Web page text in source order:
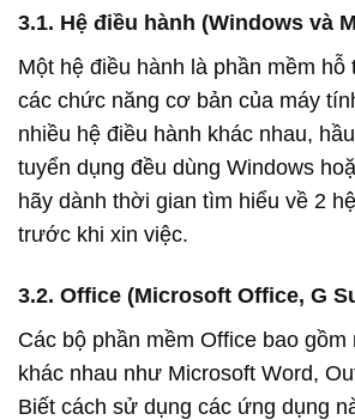
3.1. Hệ điều hành (Windows và
Một hệ điều hành là phần mềm hỗ
các chức năng cơ bản của máy
nhiều hệ điều hành khác nhau,
tuyển dụng đều dùng Windows
hãy dành thời gian tìm hiểu về 2
trước khi xin việc.
3.2. Office (Microsoft Office, G
Các bộ phần mềm Office bao gồm
khác nhau như Microsoft Word,
Biết cách sử dụng các ứng dụng